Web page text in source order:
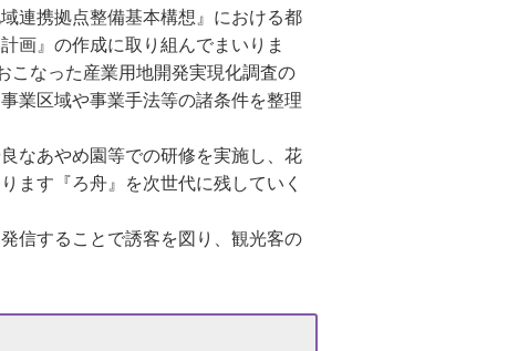
連携拠点整備基本構想』における都
画』の作成に取り組んでまいりま
こなった産業用地開発実現化調査の
業区域や事業手法等の諸条件を整理
なあやめ園等での研修を実施し、花
ます『ろ舟』を次世代に残していく
信することで誘客を図り、観光客の